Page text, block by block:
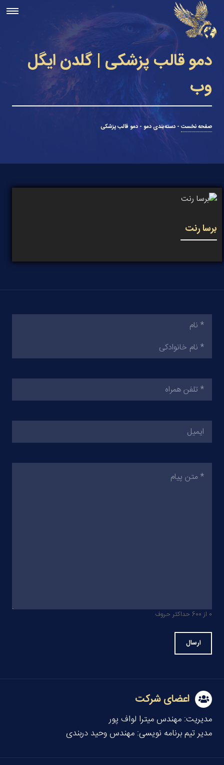
دمو قالب پزشکی | گلدن ایگل
وب
صفحه نخست - دسته‌بندی دمو-دمو قالب پزشکی
برسا رنت
(ضروری)
تلفن
(ضروری)
ایمیل
پیام(ضروری)
0 از 600 حداکثر حروف
اعضای شرکت
مدیریت: مهندس میترا لواف پور
مدیر تیم برنامه نویسی: مهندس وحید دربندی